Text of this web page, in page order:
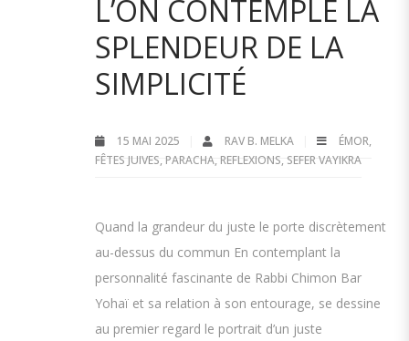
L’ON CONTEMPLE LA
SPLENDEUR DE LA
SIMPLICITÉ
15 MAI 2025 RAV B. MELKA ÉMOR,
FÊTES JUIVES, PARACHA, REFLEXIONS, SEFER VAYIKRA
Quand la grandeur du juste le porte discrètement
au-dessus du commun En contemplant la
personnalité fascinante de Rabbi Chimon Bar
Yohaï et sa relation à son entourage, se dessine
au premier regard le portrait d’un juste